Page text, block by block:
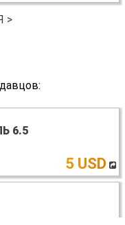
>
6.5
5 USD